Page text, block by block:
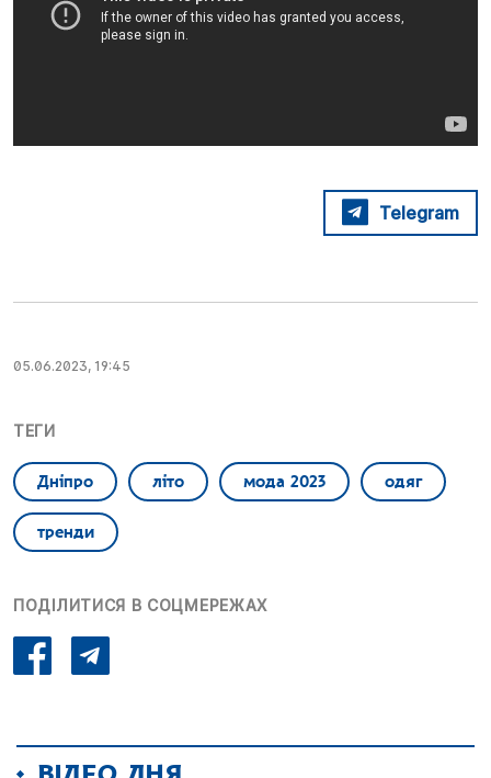
Telegram
05.06.2023, 19:45
ТЕГИ
Дніпро літо мода 2023 одяг
тренди
ПОДІЛИТИСЯ В СОЦМЕРЕЖАХ